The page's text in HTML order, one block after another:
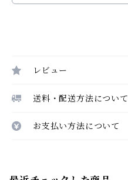
レビュー
送料・配送方法について
お支払い方法について